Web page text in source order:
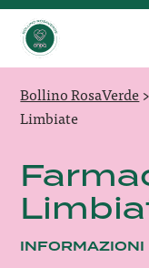
Bollino RosaVerde
Limbiate
INFORMAZIONI